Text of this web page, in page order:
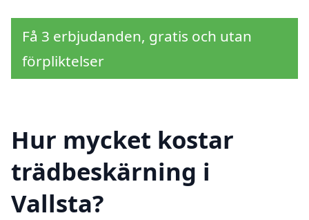
Få 3 erbjudanden, gratis och utan
förpliktelser
Hur mycket kostar
trädbeskärning i
Vallsta?